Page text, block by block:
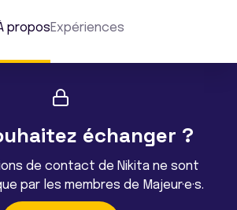
proposExpériences
échanger ?
de contact de Nikita ne sont
par les membres de Majeur·e·s.